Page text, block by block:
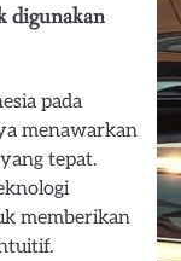
digunakan
pada
menawarkan
tepat.
memberikan